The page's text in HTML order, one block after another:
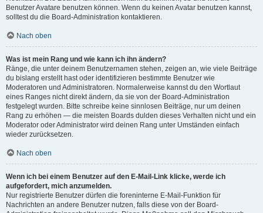
Benutzer Avatare benutzen können. Wenn du keinen Avatar benutzen kannst,
solltest du die Board-Administration kontaktieren.
Nach oben
Was ist mein Rang und wie kann ich ihn ändern?
Ränge, die unter deinem Benutzernamen stehen, zeigen an, wie viele Beiträge
du bislang erstellt hast oder identifizieren bestimmte Benutzer wie
Moderatoren und Administratoren. Normalerweise kannst du den Wortlaut
eines Ranges nicht direkt ändern, da sie von der Board-Administration
festgelegt wurden. Bitte schreibe keine sinnlosen Beiträge, nur um deinen
Rang zu erhöhen — die meisten Boards dulden dieses Verhalten nicht und ein
Moderator oder Administrator wird deinen Rang unter Umständen einfach
wieder zurücksetzen.
Nach oben
Wenn ich bei einem Benutzer auf den E-Mail-Link klicke, werde ich
aufgefordert, mich anzumelden.
Nur registrierte Benutzer dürfen die foreninterne E-Mail-Funktion für
Nachrichten an andere Benutzer nutzen, falls diese von der Board-